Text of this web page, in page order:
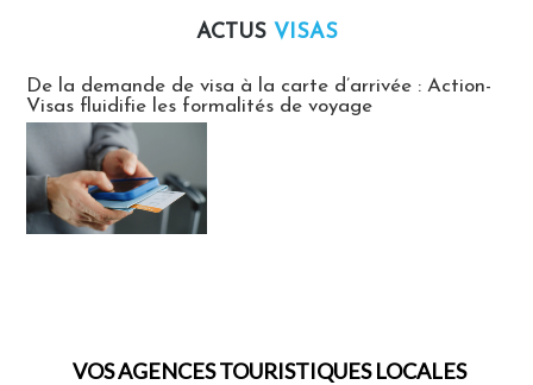
ACTUS VISAS
De la demande de visa à la carte d’arrivée : Action-
Visas fluidifie les formalités de voyage
VOS AGENCES TOURISTIQUES LOCALES